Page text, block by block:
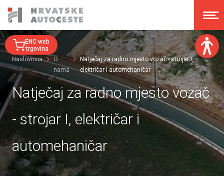
Veličina fonta:
A A A A
Disleksija:
Kontrast:
Poništi izmjene
ENC web
trgovina
Naslovnica
O
nama
Natječaj za radno mjesto vozač - strojar I,
električar i automehaničar
Natječaj za radno mjesto vozač
- strojar I, električar i
automehaničar